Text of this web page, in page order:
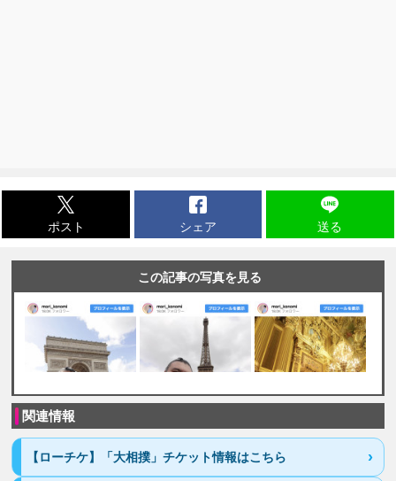
ポスト シェア 送る
この記事の写真を見る
関連情報
【ローチケ】「大相撲」チケット情報はこちら